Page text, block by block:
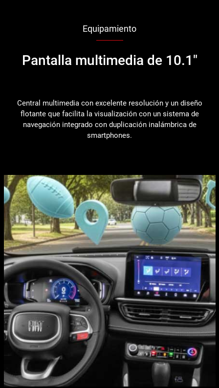
Equipamiento
Pantalla multimedia de 10.1"
Central multimedia con excelente resolución y un diseño
flotante que facilita la visualización con un sistema de
navegación integrado con duplicación inalámbrica de
smartphones.